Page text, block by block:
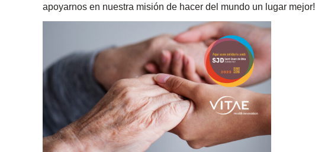
apoyarnos en nuestra misión de hacer del mundo un lugar mejor!